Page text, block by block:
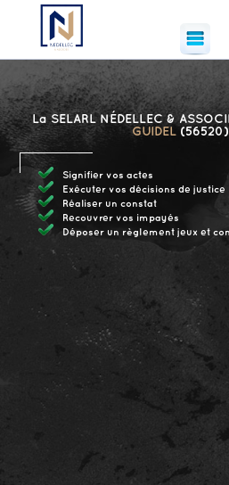
La SELARL NÉDELLEC &
GUIDEL(56520)
Signifier vos actes
Exécuter vos décisions de justice
Réaliser un constat
Recouvrer vos impayés
Déposer un règlement jeux et